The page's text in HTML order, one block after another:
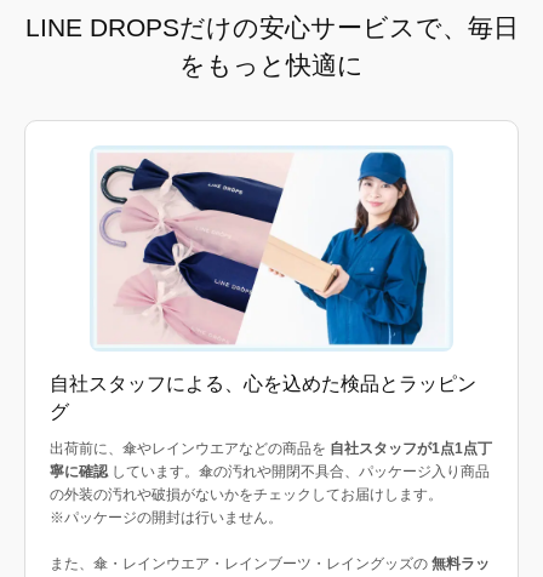
LINE DROPSだけの安心サービスで、毎日
をもっと快適に
自社スタッフによる、心を込めた検品とラッピン
グ
出荷前に、傘やレインウエアなどの商品を 自社スタッフが1点1点丁
寧に確認しています。傘の汚れや開閉不具合、パッケージ入り商品
の外装の汚れや破損がないかをチェックしてお届けします。
※パッケージの開封は行いません。
また、傘・レインウエア・レインブーツ・レイングッズの 無料ラッ